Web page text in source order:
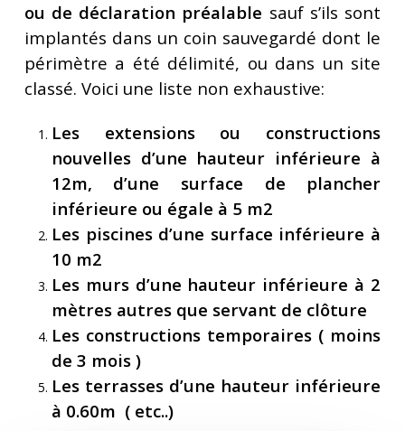
ou de déclaration préalable sauf s’ils sont
implantés dans un coin sauvegardé dont le
périmètre a été délimité, ou dans un site
classé. Voici une liste non exhaustive:
Les extensions ou constructions
nouvelles d’une hauteur inférieure à
12m, d’une surface de plancher
inférieure ou égale à 5 m2
Les piscines d’une surface inférieure à
10 m2
Les murs d’une hauteur inférieure à 2
mètres autres que servant de clôture
Les constructions temporaires ( moins
de 3 mois )
Les terrasses d’une hauteur inférieure
à 0.60m ( etc..)